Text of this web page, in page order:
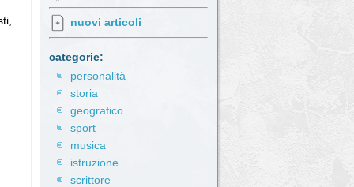
nuovi articoli
categorie:
personalità
storia
geografico
sport
musica
istruzione
scrittore